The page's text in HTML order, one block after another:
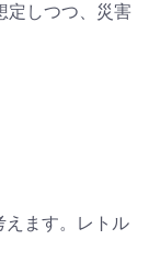
定しつつ、災害
えます。レトル